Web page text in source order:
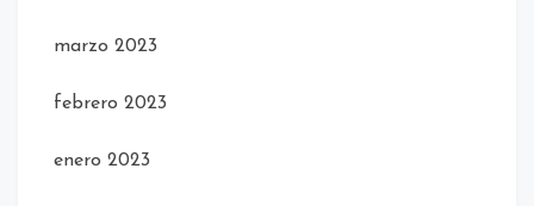
marzo 2023
febrero 2023
enero 2023